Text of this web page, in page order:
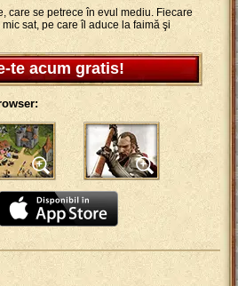
care se petrece în evul mediu. Fiecare
sat, pe care îl aduce la faimă şi
te acum gratis!